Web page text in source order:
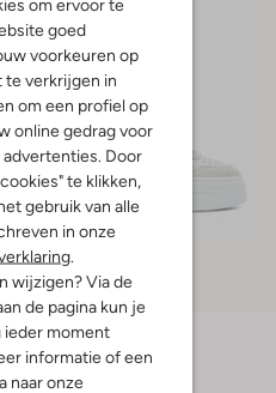
om ervoor te
goed
voorkeuren op
te verkrijgen in
om een profiel op
online gedrag voor
Door
te klikken,
gebruik van alle
in onze
.
wijzigen? Via de
de pagina kun je
moment
informatie of een
naar onze
Via Vai
Lage sneakers
€ 189,99